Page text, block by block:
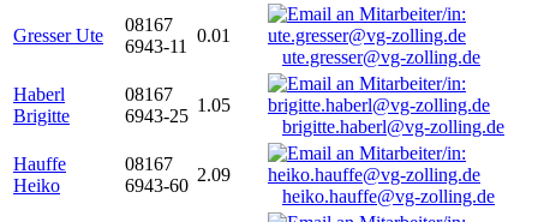
Gresser Ute
08167
6943-11
0.01
ute.gresser@vg-zolling.de
Haberl
Brigitte
08167
6943-25
1.05
brigitte.haberl@vg-zolling.de
Hauffe
Heiko
08167
6943-60
2.09
heiko.hauffe@vg-zolling.de